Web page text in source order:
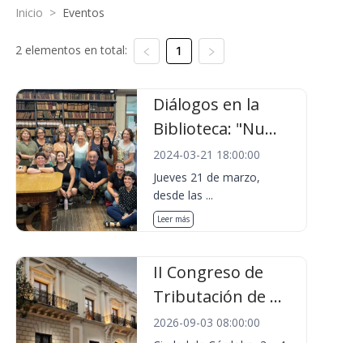
Inicio > Eventos
2 elementos en total: 1
Diálogos en la
Biblioteca: "Nu...
2024-03-21 18:00:00
Jueves 21 de marzo,
desde las ...
Leer más
II Congreso de
Tributación de ...
2026-09-03 08:00:00